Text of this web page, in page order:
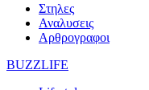
Στηλες
Αναλυσεις
Αρθρογραφοι
BUZZLIFE